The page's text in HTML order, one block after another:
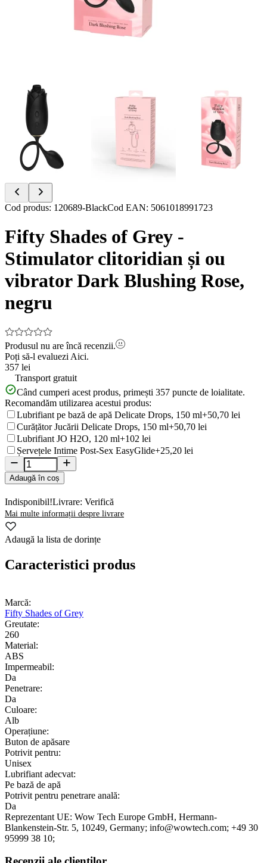
Item
of
Cod produs: 120689-BlackCod EAN: 5061018991723
Fifty Shades of Grey -
Stimulator clitoridian și ou
vibrator Dark Blushing Rose,
negru
Produsul nu are încă recenzii.
Poți să-l evaluezi Aici.
357 lei
Transport gratuit
Când cumperi acest produs, primești 357 puncte de loialitate.
Recomandăm utilizarea acestui produs:
Lubrifiant pe bază de apă Delicate Drops, 150 ml+50,70 lei
Curățător Jucării Delicate Drops, 150 ml+50,70 lei
Lubrifiant JO H2O, 120 ml+102 lei
Șervețele Intime Post-Sex EasyGlide+25,20 lei
Adaugă în coș
Indisponibil!Livrare: Verifică
Mai multe informații despre livrare
Adaugă la lista de dorințe
Caracteristici produs
Marcă:
Fifty Shades of Grey
Greutate:
260
Material:
ABS
Impermeabil:
Da
Penetrare:
Da
Culoare:
Alb
Operațiune:
Buton de apăsare
Potrivit pentru:
Unisex
Lubrifiant adecvat:
Pe bază de apă
Potrivit pentru penetrare anală:
Da
Reprezentant UE: Wow Tech Europe GmbH, Hermann-
Blankenstein-Str. 5, 10249, Germany; info@wowtech.com; +49 30
95999 38 10;